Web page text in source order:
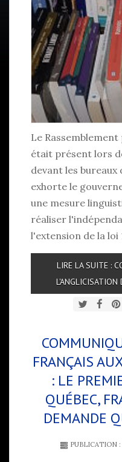
Le
était présent lors
devant les bureaux
exhorte le
une mesure
réaliser
l'extension de la loi
LIRE LA SUITE :
L'ANGLICISATION
FRANÇAIS
: LE
QUÉBEC,
DEMANDE
PUBLICATION